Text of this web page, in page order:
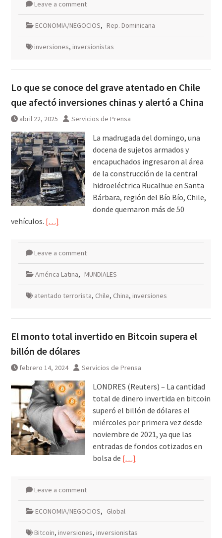
Leave a comment
ECONOMIA/NEGOCIOS, Rep. Dominicana
inversiones, inversionistas
Lo que se conoce del grave atentado en Chile
que afectó inversiones chinas y alertó a China
abril 22, 2025 Servicios de Prensa
La madrugada del domingo, una
docena de sujetos armados y
encapuchados ingresaron al área
de la construcción de la central
hidroeléctrica Rucalhue en Santa
Bárbara, región del Bío Bío, Chile,
donde quemaron más de 50
vehículos. […]
Leave a comment
América Latina, MUNDIALES
atentado terrorista, Chile, China, inversiones
El monto total invertido en Bitcoin supera el
billón de dólares
febrero 14, 2024 Servicios de Prensa
LONDRES (Reuters) – La cantidad
total de dinero invertida en bitcoin
superó el billón de dólares el
miércoles por primera vez desde
noviembre de 2021, ya que las
entradas de fondos cotizados en
bolsa de […]
Leave a comment
ECONOMIA/NEGOCIOS, Global
Bitcoin, inversiones, inversionistas